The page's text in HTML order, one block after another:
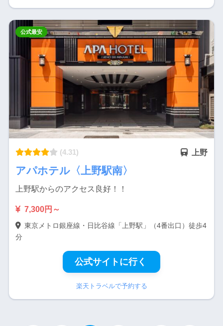
(4.31) 上野
アパホテル〈上野駅南〉
上野駅からのアクセス良好！！
7,300円～
東京メトロ銀座線・日比谷線「上野駅」（4番出口）徒歩4
分
公式サイトに行く
楽天トラベルで予約する
公式最安